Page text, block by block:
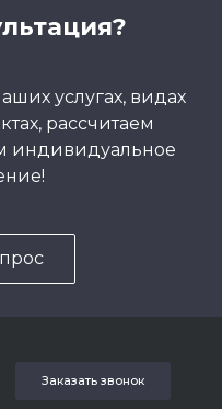
услугах, видах
рассчитаем
индивидуальное
Заказать звонок